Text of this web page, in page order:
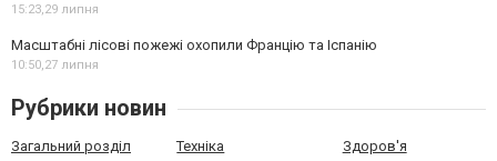
15:23,29 липня
Масштабні лісові пожежі охопили Францію та Іспанію
10:50,27 липня
Рубрики новин
Загальний розділ Техніка Здоров'я